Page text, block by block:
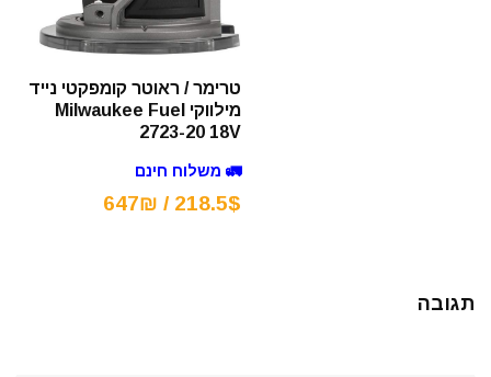
טרימר / ראוטר קומפקטי נייד
מילווקי Milwaukee Fuel
2723-20 18V
🚛 משלוח חינם
218.5$ / 647₪
תגובה